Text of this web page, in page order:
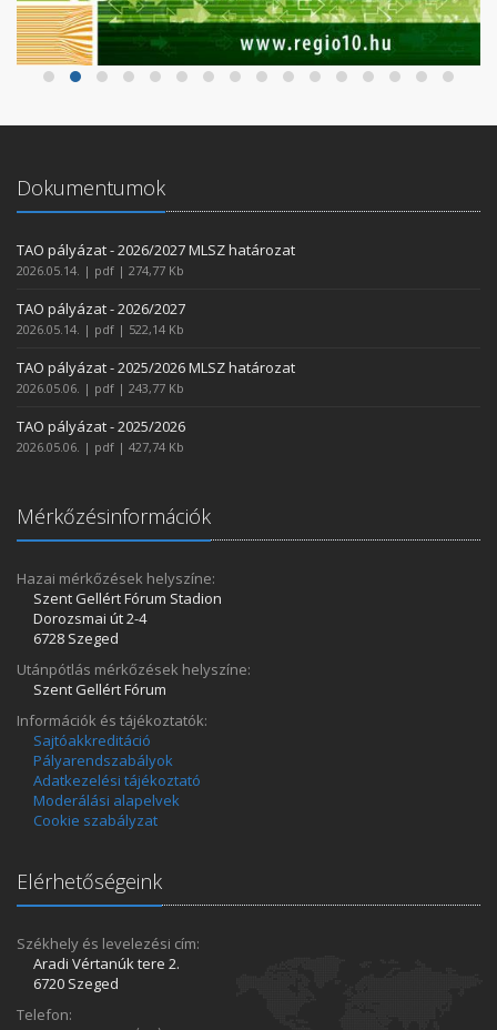
Dokumentumok
TAO pályázat - 2026/2027 MLSZ határozat
2026.05.14. | pdf | 274,77 Kb
TAO pályázat - 2026/2027
2026.05.14. | pdf | 522,14 Kb
TAO pályázat - 2025/2026 MLSZ határozat
2026.05.06. | pdf | 243,77 Kb
TAO pályázat - 2025/2026
2026.05.06. | pdf | 427,74 Kb
Mérkőzésinformációk
Hazai mérkőzések helyszíne:
Szent Gellért Fórum Stadion
Dorozsmai út 2-4
6728 Szeged
Utánpótlás mérkőzések helyszíne:
Szent Gellért Fórum
Információk és tájékoztatók:
Sajtóakkreditáció
Pályarendszabályok
Adatkezelési tájékoztató
Moderálási alapelvek
Cookie szabályzat
Elérhetőségeink
Székhely és levelezési cím:
Aradi Vértanúk tere 2.
6720 Szeged
Telefon: